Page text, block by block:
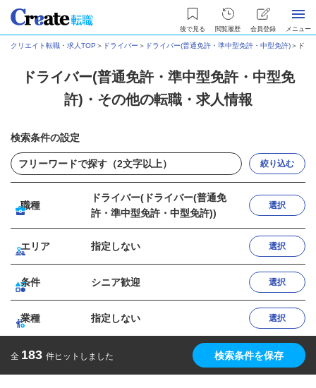
後で見る 閲覧履歴 会員登録 メニュー
クリエイト転職・求人TOP ＞ ドライバー ＞ ドライバー(普通免許・準中型免許・中型免許)＞ ドラ
ドライバー(普通免許・準中型免許・中型免
許)・その他の転職・求人情報
検索条件の設定
絞り込む
職種
ドライバー(ドライバー(普通免
許・準中型免許・中型免許))
選択
エリア 指定しない 選択
条件 シニア歓迎 選択
業種 指定しない 選択
全 183 件ヒットしました 検索条件を保存